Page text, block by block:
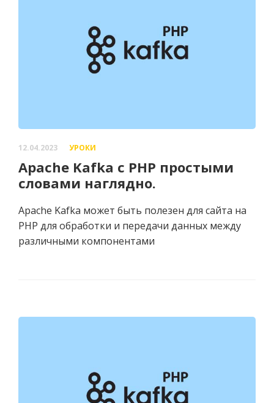
12.04.2023 УРОКИ
Apache Kafka с PHP простыми
словами наглядно.
Apache Kafka может быть полезен для сайта на
PHP для обработки и передачи данных между
различными компонентами